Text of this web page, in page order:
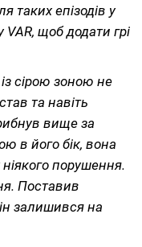
таких епізодів у
VAR, щоб додати грі
сірою зоною не
та навіть
вище за
в його бік, вона
порушення.
Поставив
залишився на